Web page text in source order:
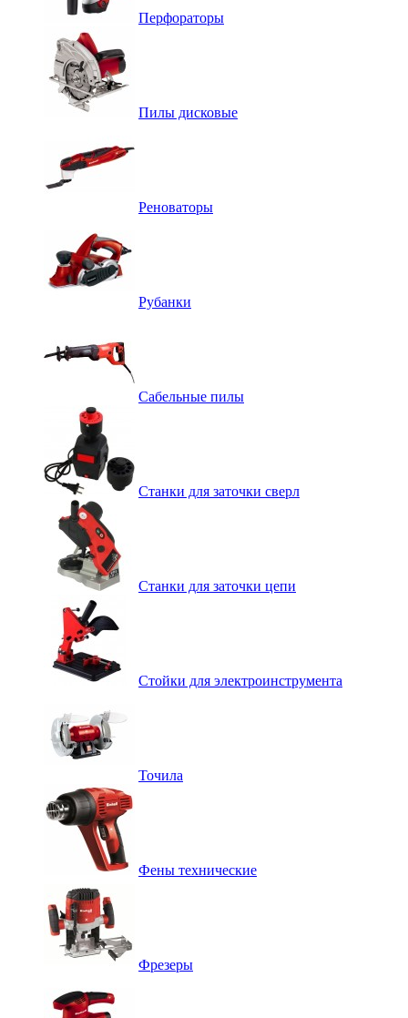
Перфораторы
Пилы дисковые
Реноваторы
Рубанки
Сабельные пилы
Станки для заточки сверл
Станки для заточки цепи
Стойки для электроинструмента
Точила
Фены технические
Фрезеры